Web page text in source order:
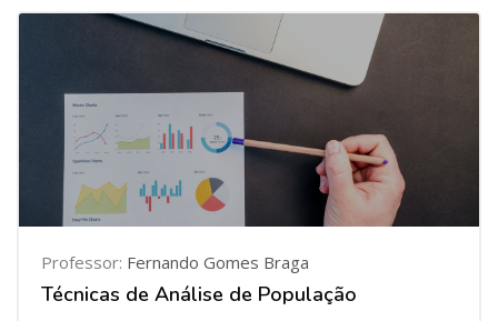
Professor: Fernando Gomes Braga
Técnicas de Análise de População